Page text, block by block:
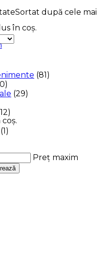
în coș.
Sortat după cele mai
(81)
(29)
(1)
Preț maxim